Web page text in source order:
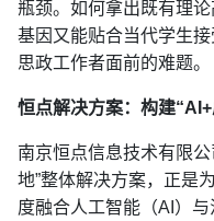
瓶颈。如何拿出既有理
基因又能贴合当代学生
思政工作者面前的难题。
恒点解决方案：构建
南京恒点信息技术有限
地”整体解决方案，正是
度融合人工智能（AI）